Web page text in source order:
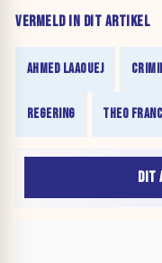
VERMELD IN DIT ARTIKEL
AHMED LAAOUEJ
REGERING THEO
DIT